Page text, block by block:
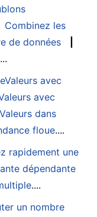
Combinez les
de données
...
avec
avec
dans
floue....
rapidement une
dépendante
....
un nombre